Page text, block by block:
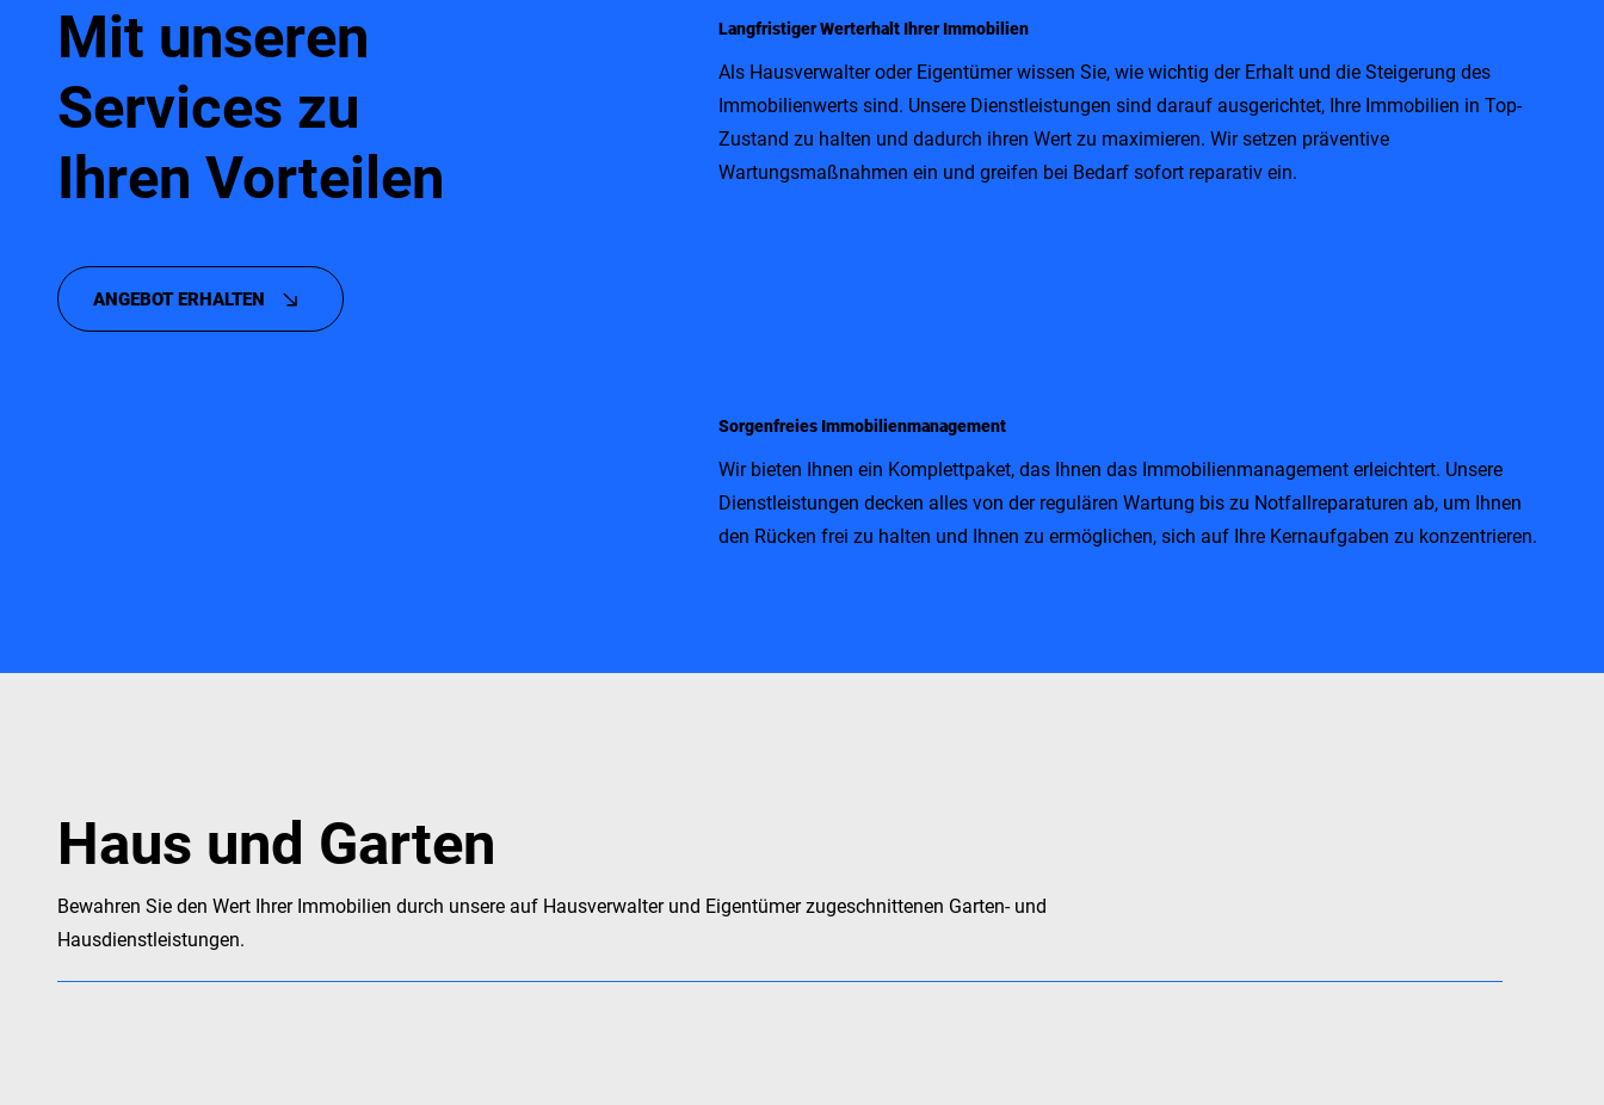
Mit unseren
Services zu
Ihren Vorteilen
ANGEBOT ERHALTEN
Als Hausverwalter oder Eigentümer wissen Sie, wie wichtig der Erhalt und die Steigerung des
Immobilienwerts sind. Unsere Dienstleistungen sind darauf ausgerichtet, Ihre Immobilien in Top-
Zustand zu halten und dadurch ihren Wert zu maximieren. Wir setzen präventive
Wartungsmaßnahmen ein und greifen bei Bedarf sofort reparativ ein.
Langfristiger Werterhalt Ihrer Immobilien
Wir bieten Ihnen ein Komplettpaket, das Ihnen das Immobilienmanagement erleichtert. Unsere
Dienstleistungen decken alles von der regulären Wartung bis zu Notfallreparaturen ab, um Ihnen
den Rücken frei zu halten und Ihnen zu ermöglichen, sich auf Ihre Kernaufgaben zu konzentrieren.
Sorgenfreies Immobilienmanagement
Haus und Garten
Bewahren Sie den Wert Ihrer Immobilien durch unsere auf Hausverwalter und Eigentümer zugeschnittenen Garten- und
Hausdienstleistungen.